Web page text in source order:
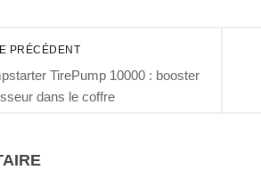
PRÉCÉDENT
TirePump 10000 : booster
dans le coffre